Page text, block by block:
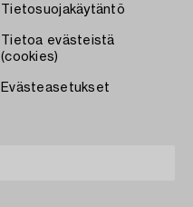
Tietosuojakäytäntö
Tietoa evästeistä
(cookies)
Evästeasetukset